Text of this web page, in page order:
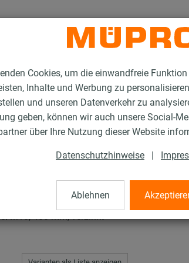
Cookies, um die einwandfreie
Inhalte und Werbung zu
und unseren Datenverkehr zu
geben, können wir auch unsere Social-
über Ihre Nutzung dieser Website
Datenschutzhinweise |
Ablehnen
für die Lüftungsbefestigung
S
M10, 400 mm, verzinkt